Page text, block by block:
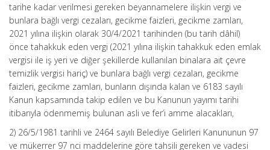
tarihe kadar verilmesi gereken beyannamelere ilişkin vergi ve
bunlara bağlı vergi cezaları, gecikme faizleri, gecikme zamları,
2021 yılına ilişkin olarak 30/4/2021 tarihinden (bu tarih dâhil)
önce tahakkuk eden vergi (2021 yılına ilişkin tahakkuk eden emlak
vergisi ile iş yeri ve diğer şekillerde kullanılan binalara ait çevre
temizlik vergisi hariç) ve bunlara bağlı vergi cezaları, gecikme
faizleri, gecikme zamları, bunların dışında kalan ve 6183 sayılı
Kanun kapsamında takip edilen ve bu Kanunun yayımı tarihi
itibarıyla ödenmemiş bulunan asli ve fer’i amme alacakları,
2) 26/5/1981 tarihli ve 2464 sayılı Belediye Gelirleri Kanununun 97
ve mükerrer 97 nci maddelerine göre tahsili gereken ve vadesi